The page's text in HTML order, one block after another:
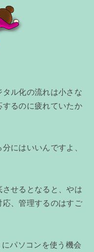
ル化の流れは小さな
るのに疲れていたか
にはいいんですよ、
せるとなると、やは
応、管理するのはすご
パソコンを使う機会